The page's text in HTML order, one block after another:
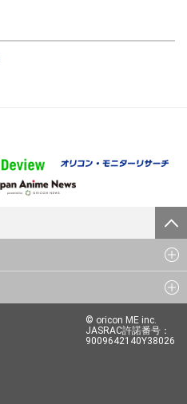
© oricon ME inc.
JASRAC許諾番号：
9009642140Y38026